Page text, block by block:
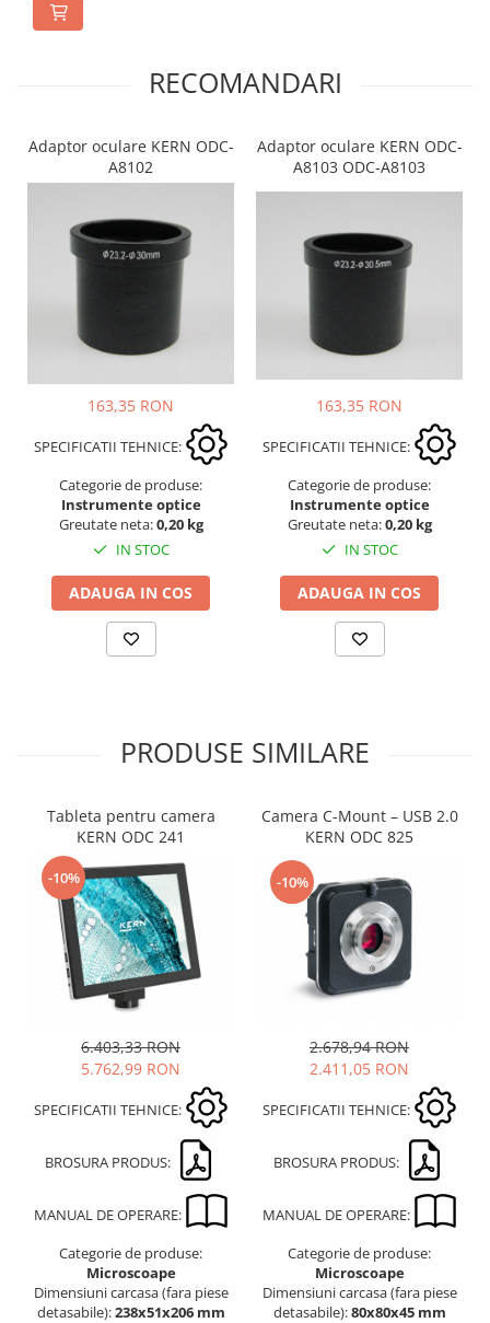
RECOMANDARI
Adaptor oculare KERN ODC-
A8102
163,35 RON
SPECIFICATII TEHNICE:
Categorie de produse:
Instrumente optice
Greutate neta:0,20 kg
IN STOC
ADAUGA IN COS
Adaptor oculare KERN ODC-
A8103 ODC-A8103
163,35 RON
SPECIFICATII TEHNICE:
Categorie de produse:
Instrumente optice
Greutate neta:0,20 kg
IN STOC
ADAUGA IN COS
PRODUSE SIMILARE
Tableta pentru camera
KERN ODC 241
-10%
6.403,33 RON
5.762,99 RON
SPECIFICATII TEHNICE:
BROSURA PRODUS:
MANUAL DE OPERARE:
Categorie de produse:
Microscoape
Dimensiuni carcasa (fara piese
detasabile):238x51x206 mm
Camera C-Mount – USB 2.0
KERN ODC 825
-10%
2.678,94 RON
2.411,05 RON
SPECIFICATII TEHNICE:
BROSURA PRODUS:
MANUAL DE OPERARE:
Categorie de produse:
Microscoape
Dimensiuni carcasa (fara piese
detasabile):80x80x45 mm